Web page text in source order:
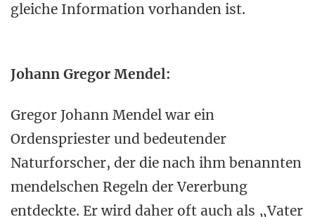
gleiche Information vorhanden ist.
Johann Gregor Mendel:
Gregor Johann Mendel war ein
Ordenspriester und bedeutender
Naturforscher, der die nach ihm benannten
mendelschen Regeln der Vererbung
entdeckte. Er wird daher oft auch als „Vater